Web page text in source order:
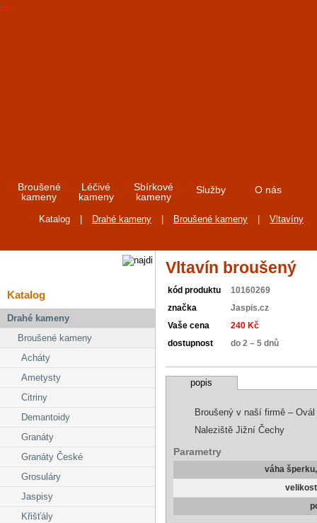
Broušené
kameny
Léčivé
kameny
Sbírkové
kameny
Služby O nás
Katalog Drahé kameny Broušené kameny Vltavíny
Katalog
Drahé kameny
Broušené kameny
Acháty
Ametysty
Citriny
Demantoidy
Granáty
Granáty České
Grosuláry
Jaspisy
Křišťály
Vltavín broušený
kód produktu 10160269
značka Jaspis.cz
Vaše cena 240 Kč
dostupnost do 2 – 5 dnů
popis
Broušený v naší firmě – Ovál
Naleziště Jižní Čechy
Parametry
váha